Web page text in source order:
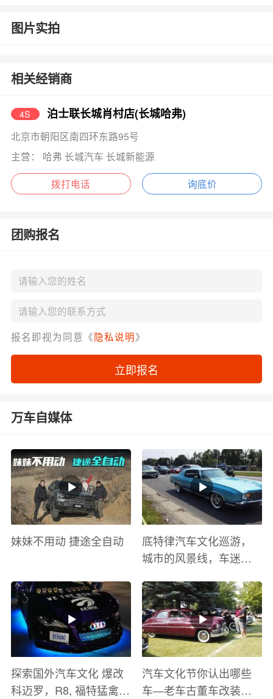
图片实拍
相关经销商
4S 泊士联长城肖村店(长城哈弗)
北京市朝阳区南四环东路95号
主营： 哈弗 长城汽车 长城新能源
拨打电话 询底价
团购报名
报名即视为同意《隐私说明》
立即报名
万车自媒体
妹妹不用动 捷途全自动
底特律汽车文化巡游，
城市的风景线，车迷的
探索国外汽车文化 爆改
科迈罗，R8, 福特猛禽
汽车文化节你认出哪些
车—老车古董车改装车